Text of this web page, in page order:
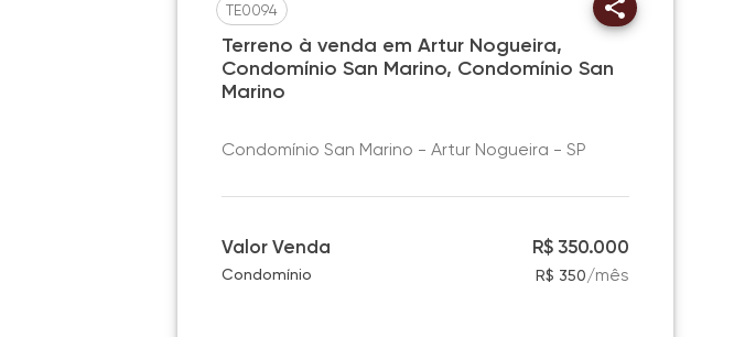
TE0094
Terreno à venda em Artur Nogueira,
Condomínio San Marino, Condomínio San
Marino
Condomínio San Marino - Artur Nogueira - SP
Valor Venda R$ 350.000
Condomínio R$ 350/mês